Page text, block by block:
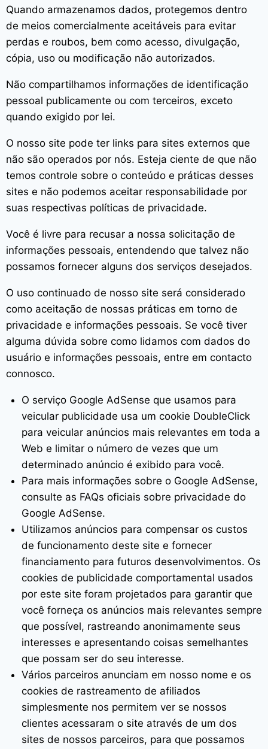
Quando armazenamos dados, protegemos dentro
de meios comercialmente aceitáveis ​​para evitar
perdas e roubos, bem como acesso, divulgação,
cópia, uso ou modificação não autorizados.
Não compartilhamos informações de identificação
pessoal publicamente ou com terceiros, exceto
quando exigido por lei.
O nosso site pode ter links para sites externos que
não são operados por nós. Esteja ciente de que não
temos controle sobre o conteúdo e práticas desses
sites e não podemos aceitar responsabilidade por
suas respectivas políticas de privacidade.
Você é livre para recusar a nossa solicitação de
informações pessoais, entendendo que talvez não
possamos fornecer alguns dos serviços desejados.
O uso continuado de nosso site será considerado
como aceitação de nossas práticas em torno de
privacidade e informações pessoais. Se você tiver
alguma dúvida sobre como lidamos com dados do
usuário e informações pessoais, entre em contacto
connosco.
O serviço Google AdSense que usamos para
veicular publicidade usa um cookie DoubleClick
para veicular anúncios mais relevantes em toda a
Web e limitar o número de vezes que um
determinado anúncio é exibido para você.
Para mais informações sobre o Google AdSense,
consulte as FAQs oficiais sobre privacidade do
Google AdSense.
Utilizamos anúncios para compensar os custos
de funcionamento deste site e fornecer
financiamento para futuros desenvolvimentos. Os
cookies de publicidade comportamental usados ​​
por este site foram projetados para garantir que
você forneça os anúncios mais relevantes sempre
que possível, rastreando anonimamente seus
interesses e apresentando coisas semelhantes
que possam ser do seu interesse.
Vários parceiros anunciam em nosso nome e os
cookies de rastreamento de afiliados
simplesmente nos permitem ver se nossos
clientes acessaram o site através de um dos
sites de nossos parceiros, para que possamos